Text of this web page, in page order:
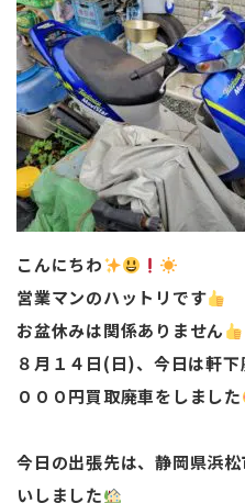
こんにちわ
営業マンのハットリです
お盆休みは関係ありません
８月１４日(日)、今日は軒
０００円買取廃車をしました
今日の出張先は、静岡県浜
いしました